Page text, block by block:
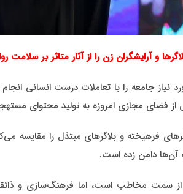
و آرایشگران زن را از آثار متاثر بر سلامت
نیاز جامعه را با تعاملات درست انسانی
از فضای مجازی امروزه به تولید محتوای
فرهیخته و بلاگرهای مبتذل را مقایسه
دامن زده است.
سمت مخاطب است، اما فرهنگ‌سازی و